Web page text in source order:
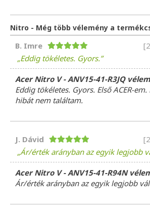
Nitro - Még több vélemény a
B. Imre
Eddig tökéletes. Gyors.
Acer Nitro V - ANV15-41-R3JQ
Eddig tökéletes. Gyors. Első ACER-
hibát nem találtam.
J. Dávid
Ár/érték arányban az egyik legjobb
Acer Nitro V - ANV15-41-R94N
Ár/érték arányban az egyik legjobb